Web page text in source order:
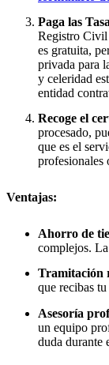
Paga las
Registro Civil
es gratuita,
privada para
y celeridad
entidad
Recoge el
procesado,
que es el
profesionales
Ventajas:
Ahorro de
complejos.
Tramitación
que recibas
Asesoría
un equipo
duda durante